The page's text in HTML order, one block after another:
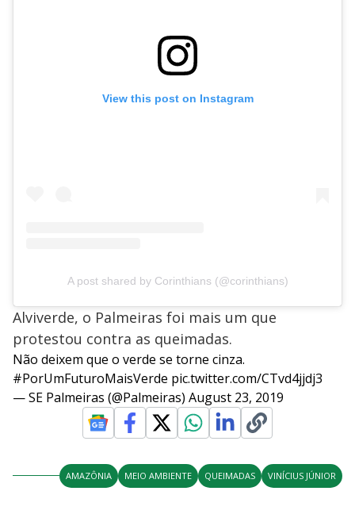
View this post on Instagram
A post shared by Corinthians (@corinthians)
Alviverde, o Palmeiras foi mais um que
protestou contra as queimadas.
Não deixem que o verde se torne cinza.
#PorUmFuturoMaisVerde pic.twitter.com/CTvd4jjdj3
— SE Palmeiras (@Palmeiras) August 23, 2019
AMAZÔNIA MEIO AMBIENTE QUEIMADAS VINÍCIUS JÚNIOR